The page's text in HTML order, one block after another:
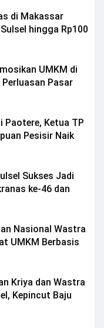
di Makassar
hingga Rp100
UMKM di
Perluasan Pasar
Paotere, Ketua TP
Pesisir Naik
Sukses Jadi
ke-46 dan
Nasional Wastra
UMKM Berbasis
Kriya dan Wastra
Kepincut Baju